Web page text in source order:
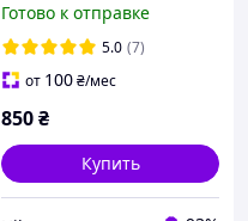
застежку с кнопкой на
подарок мужчине Келвин
Кляйн
Готово к отправке
5.0 (7)
от 100₴/мес
850₴
Купить